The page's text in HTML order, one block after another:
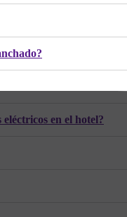
en el hotel?